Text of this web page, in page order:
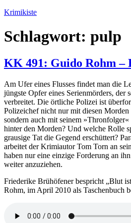
Zum
springen
Krimikiste
Schlagwort: pulp
KK 491: Guido Rohm –
Am Ufer eines Flusses findet man die
jüngste Opfer eines Serienmörders, der
verbreitet. Die örtliche Polizei ist
Polizeichef nicht nur mit diesen Morden
sondern auch mit seinem
hinter den Morden? Und welche Rolle
grausige Tat die Gegend erschüttert?
arbeitet der Krimiautor Tom Torn an
haben nur eine einzige Forderung an
weiter anzuziehen.
Friederike Brühöfener bespricht „Blut
Rohm, im April 2010 als Taschenbuch